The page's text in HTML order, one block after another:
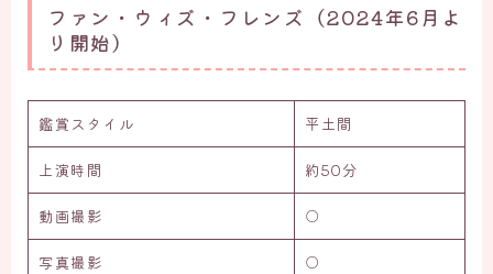
ファン・ウィズ・フレンズ（2024年6月よ
り開始）
鑑賞スタイル 平土間
上演時間 約50分
動画撮影 ○
写真撮影 ○